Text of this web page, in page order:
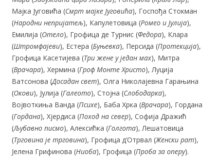
Мајка Југовића (Смрт мајке Југовића), Госпођа Стокман
(Народни непријатељ), Капулетовица (Ромео и Јулија),
Емилија (Отело), Грофица де Турнис (Федора), Клара
(Штромфајеви), Естера (Буњевка), Персида (Протекција),
Грофица Касетијева (Три жене у један мах), Митра
(Врачара), Хермина (Гроф Монте Христо), Луција
Ватсонова (Досадан свет), Олга Николајевна Гарањина
(Окови), Јулија (Галеото), Стојна (Слободарка),
Војвоткиња Ванда (Психе), Баба Хрка (Врачара), Гордана
(Гордана), Хјердиса (Поход на север), Софија Дражић
(Љубавно писмо), Алексићка (Голгота), Лешатовица
(Трговина је трговина), Грофица д’Отрвал (Женски рат),
Јелена Грифинова (Ниоба), Грофица (Проба за оперу).